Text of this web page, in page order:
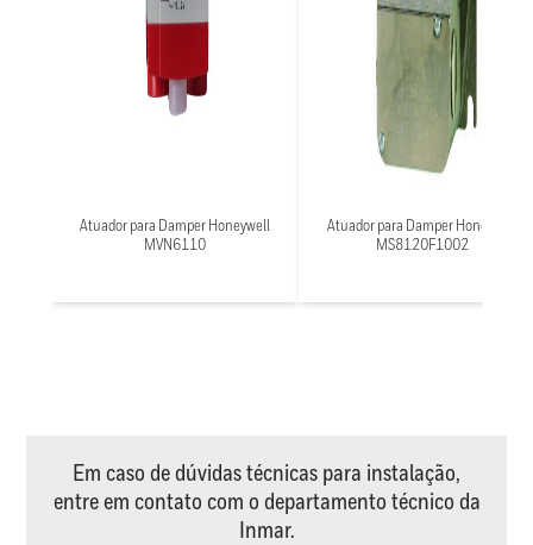
Atuador para Damper Honeywell
MVN6110
Atuador para Damper Honeywell
MS8120F1002
Em caso de dúvidas técnicas para instalação,
entre em contato com o departamento técnico da
Inmar.